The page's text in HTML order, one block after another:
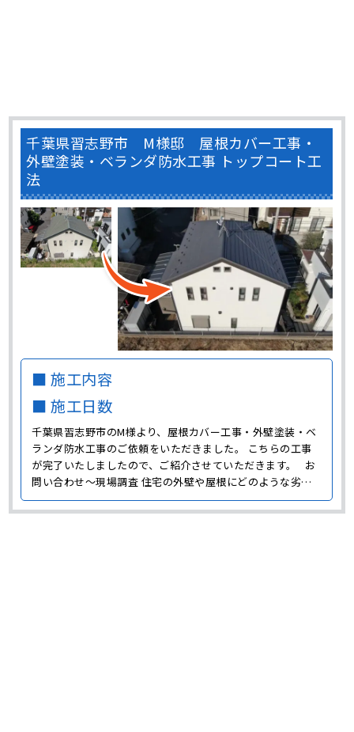
千葉県習志野市 M様邸 屋根カバー工事・
外壁塗装・ベランダ防水工事 トップコート工
法
■ 施工内容
■ 施工日数
千葉県習志野市のM様より、屋根カバー工事・外壁塗装・ベ
ランダ防水工事のご依頼をいただきました。 こちらの工事
が完了いたしましたので、ご紹介させていただきます。 お
問い合わせ～現場調査 住宅の外壁や屋根にどのような劣化
が発生しているのか確認するために、まずは現場調査に伺い
ました。 外壁には経年劣化よる汚れの付着や色褪せ、コー